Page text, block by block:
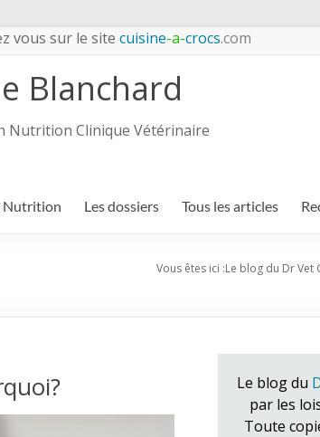
vous sur le site cuisine-a-crocs.com
Blanchard
Nutrition Clinique Vétérinaire
Nutrition Les dossiers Tous les articles
Vous êtes ici :Le blog du Dr Vet
Le blog du
par les
Toute